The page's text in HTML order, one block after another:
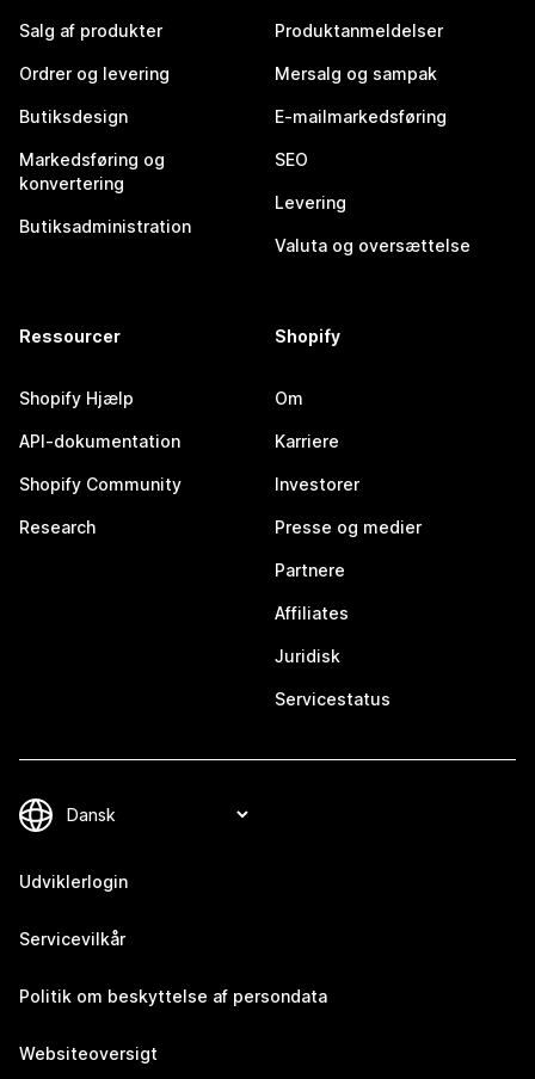
Salg af produkter
Ordrer og levering
Butiksdesign
Markedsføring og
konvertering
Butiksadministration
Produktanmeldelser
Mersalg og sampak
E-mailmarkedsføring
SEO
Levering
Valuta og oversættelse
Ressourcer
Shopify Hjælp
API-dokumentation
Shopify Community
Research
Shopify
Om
Karriere
Investorer
Presse og medier
Partnere
Affiliates
Juridisk
Servicestatus
Udviklerlogin
Servicevilkår
Politik om beskyttelse af persondata
Websiteoversigt